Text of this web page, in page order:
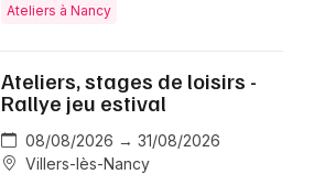
Ateliers à Nancy
Ateliers, stages de loisirs -
Rallye jeu estival
08/08/2026 → 31/08/2026
Villers-lès-Nancy